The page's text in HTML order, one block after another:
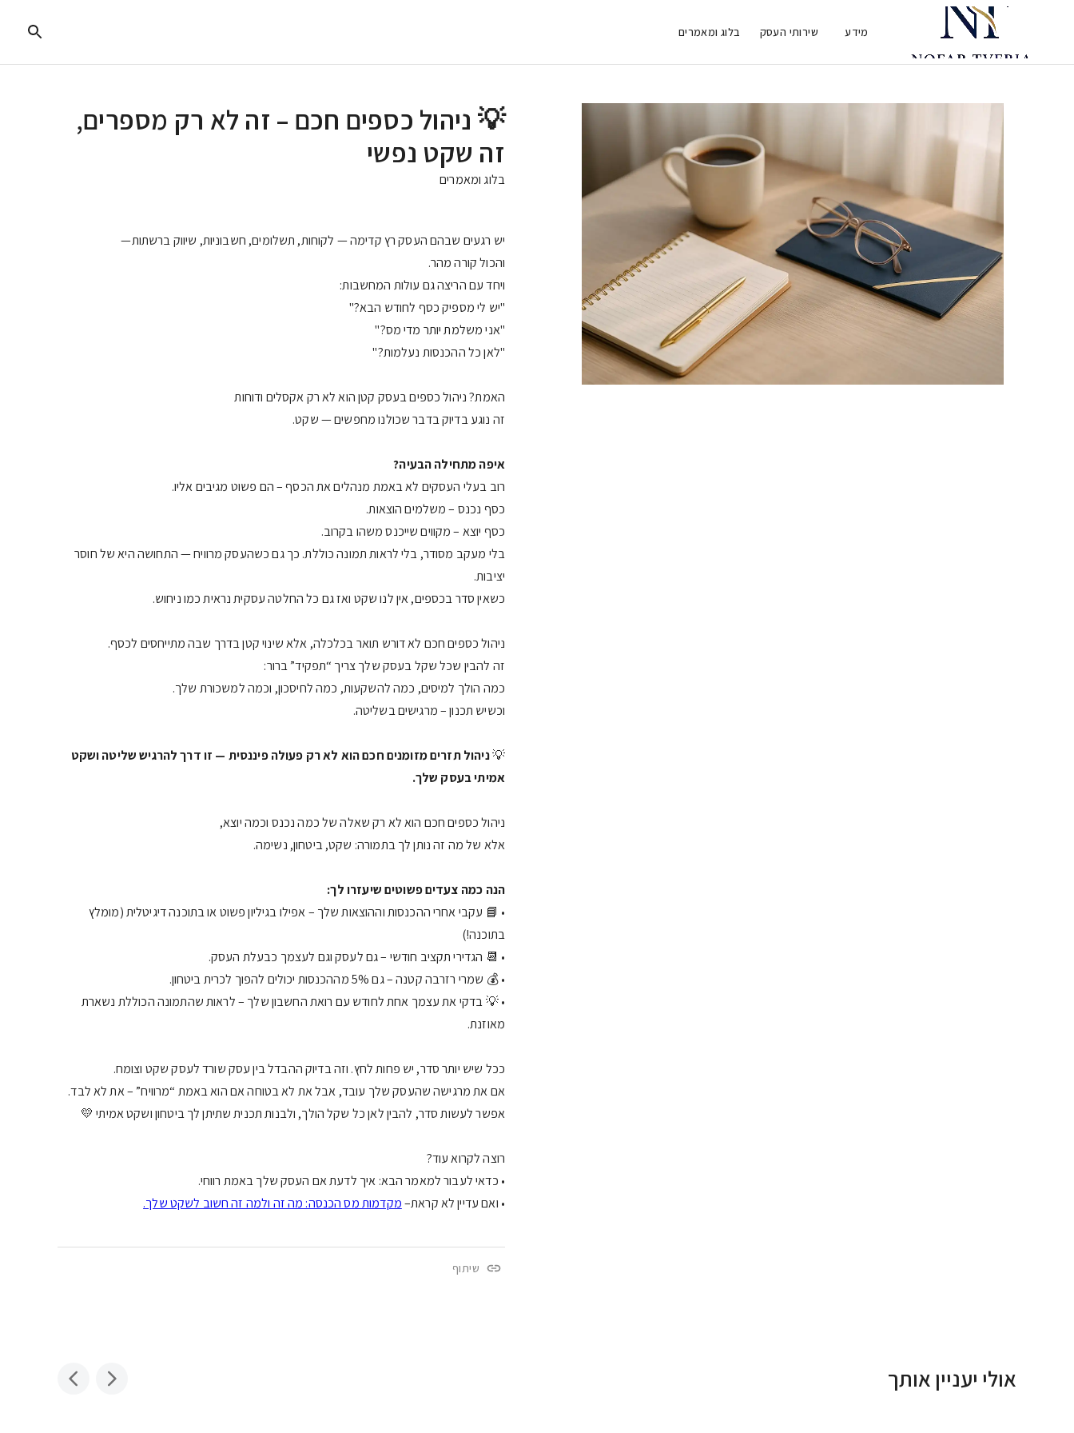
מידע שירותי העסק בלוג ומאמרים
💡 ניהול כספים חכם – זה לא רק מספרים,
זה שקט נפשי
בלוג ומאמרים
יש רגעים שבהם העסק רץ קדימה — לקוחות, תשלומים, חשבוניות, שיווק ברשתות—
והכול קורה מהר.
ויחד עם הריצה גם עולות המחשבות:
"יש לי מספיק כסף לחודש הבא?"
"אני משלמת יותר מדי מס?"
"לאן כל ההכנסות נעלמות?"
האמת? ניהול כספים בעסק קטן הוא לא רק אקסלים ודוחות
זה נוגע בדיוק בדבר שכולנו מחפשים — שקט.
איפה מתחילה הבעיה?
רוב בעלי העסקים לא באמת מנהלים את הכסף – הם פשוט מגיבים אליו.
כסף נכנס – משלמים הוצאות.
כסף יוצא – מקווים שייכנס משהו בקרוב.
בלי מעקב מסודר, בלי לראות תמונה כוללת. כך גם כשהעסק מרוויח — התחושה היא של חוסר
יציבות.
כשאין סדר בכספים, אין לנו שקט ואז גם כל החלטה עסקית נראית כמו ניחוש.
ניהול כספים חכם לא דורש תואר בכלכלה, אלא שינוי קטן בדרך שבה מתייחסים לכסף.
זה להבין שכל שקל בעסק שלך צריך “תפקיד” ברור:
כמה הולך למיסים, כמה להשקעות, כמה לחיסכון, וכמה למשכורת שלך.
וכשיש תכנון – מרגישים בשליטה.
💡ניהול תזרים מזומנים חכם הוא לא רק פעולה פיננסית — זו דרך להרגיש שליטה ושקט
אמיתי בעסק שלך.
ניהול כספים חכם הוא לא רק שאלה של כמה נכנס וכמה יוצא,
אלא של מה זה נותן לך בתמורה: שקט, ביטחון, נשימה.
הנה כמה צעדים פשוטים שיעזרו לך:
• 📘 עקבי אחרי ההכנסות וההוצאות שלך – אפילו בגיליון פשוט או בתוכנה דיגיטלית (מומלץ
בתוכנה!)
• 📆 הגדירי תקציב חודשי – גם לעסק וגם לעצמך כבעלת העסק.
• 💰 שמרי רזרבה קטנה – גם 5% מההכנסות יכולים להפוך לכרית ביטחון.
• 💡 בדקי את עצמך אחת לחודש עם רואת החשבון שלך – לראות שהתמונה הכוללת נשארת
מאוזנת.
ככל שיש יותר סדר, יש פחות לחץ. וזה בדיוק ההבדל בין עסק שורד לעסק שקט וצומח.
אם את מרגישה שהעסק שלך עובד, אבל את לא בטוחה אם הוא באמת “מרוויח” – את לא לבד.
אפשר לעשות סדר, להבין לאן כל שקל הולך, ולבנות תכנית שתיתן לך ביטחון ושקט אמיתי 💛
רוצה לקרוא עוד?
• כדאי לעבור למאמר הבא: איך לדעת אם העסק שלך באמת רווחי.
• ואם עדיין לא קראת–מקדמות מס הכנסה: מה זה ולמה זה חשוב לשקט שלך.
שיתוף
אולי יעניין אותך